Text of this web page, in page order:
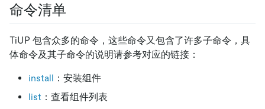
命令清单
TiUP 包含众多的命令，这些命令又包含了许多子命令，具
体命令及其子命令的说明请参考对应的链接：
install ：安装组件
list ：查看组件列表